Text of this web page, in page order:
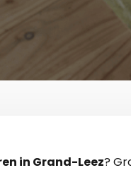
in Grand-Leez?